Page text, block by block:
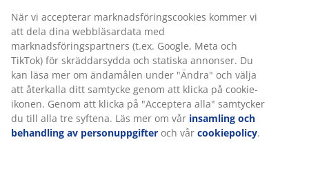
reflektera ljuset och kan få rummet att upplevas större,
samtidigt som textilier som gardiner, mattor och dekorativa
kuddar skapar en ombonad atmosfär. Belysningen spelar
också en viktig roll i sovrummet. Kombinera en allmän
takbelysning med stämningsfull punktbelysning vid sängen
eller på en byrå för att skapa ett behagligt ljus under dygnets
olika timmar. Med flera ljuskällor blir det enklare att anpassa
rummet efter aktivitet, oavsett om du vill läsa en bok, koppla
av eller skapa en lugn kvällsstämning.
När vi accepterar marknadsföringscookies kommer vi
att dela dina webbläsardata med
marknadsföringspartners (t.ex. Google, Meta och
TikTok) för skräddarsydda och statiska annonser. Du
kan läsa mer om ändamålen under "Ändra" och välja
att återkalla ditt samtycke genom att klicka på cookie-
ikonen. Genom att klicka på "Acceptera alla" samtycker
du till alla tre syftena. Läs mer om vår insamling och
behandling av personuppgifter och vår cookiepolicy.